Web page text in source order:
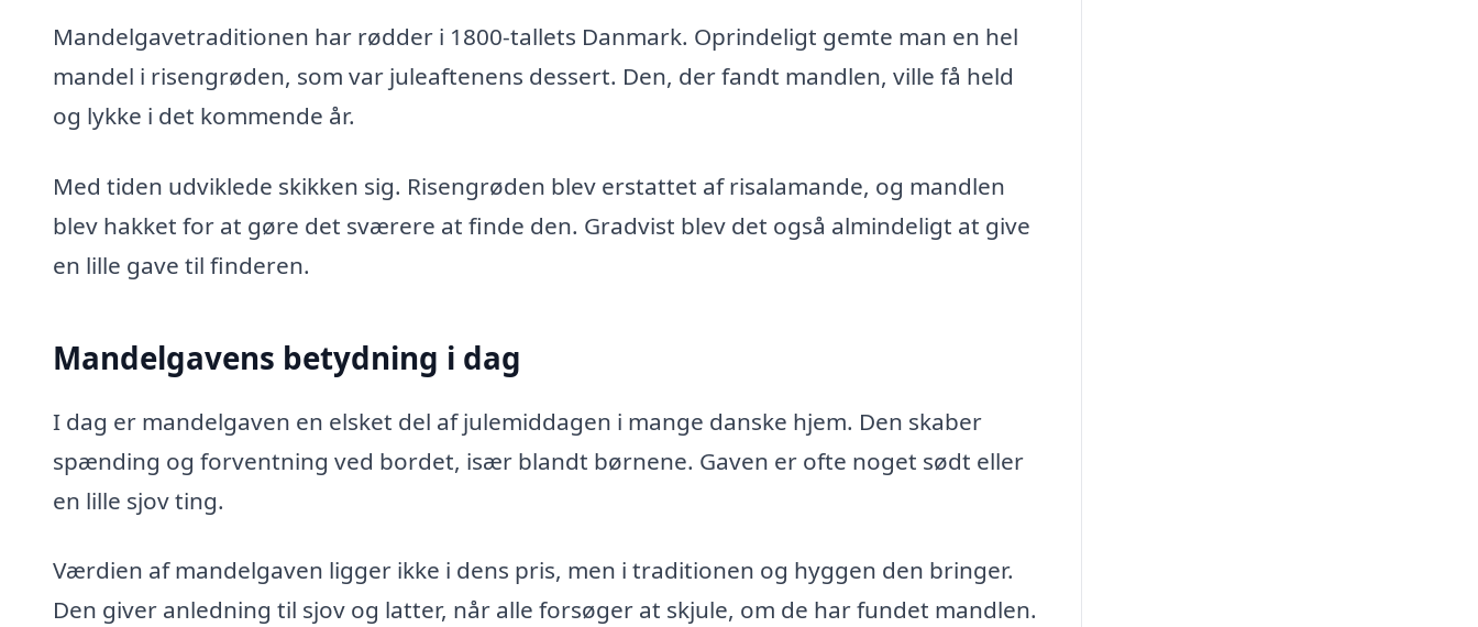
Mandelgavetraditionen har rødder i 1800-tallets Danmark. Oprindeligt gemte man en hel
mandel i risengrøden, som var juleaftenens dessert. Den, der fandt mandlen, ville få held
og lykke i det kommende år.
Med tiden udviklede skikken sig. Risengrøden blev erstattet af risalamande, og mandlen
blev hakket for at gøre det sværere at finde den. Gradvist blev det også almindeligt at give
en lille gave til finderen.
Mandelgavens betydning i dag
I dag er mandelgaven en elsket del af julemiddagen i mange danske hjem. Den skaber
spænding og forventning ved bordet, især blandt børnene. Gaven er ofte noget sødt eller
en lille sjov ting.
Værdien af mandelgaven ligger ikke i dens pris, men i traditionen og hyggen den bringer.
Den giver anledning til sjov og latter, når alle forsøger at skjule, om de har fundet mandlen.